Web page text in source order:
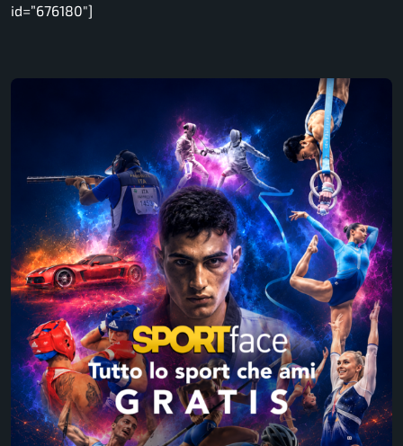
id=”676180″]